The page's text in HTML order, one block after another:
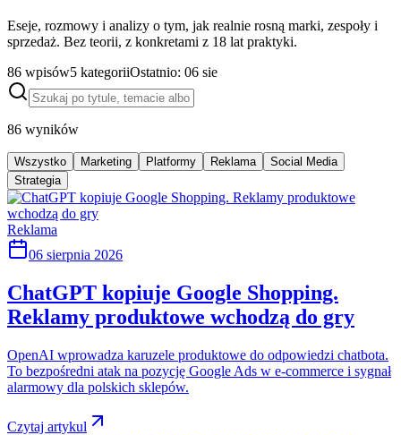
Eseje, rozmowy i analizy o tym, jak realnie rosną marki, zespoły i
sprzedaż. Bez teorii, z konkretami z 18 lat praktyki.
86 wpisów5 kategoriiOstatnio: 06 sie
86 wyników
Wszystko Marketing Platformy Reklama
Social Media
Strategia
Reklama
06 sierpnia 2026
ChatGPT kopiuje Google Shopping.
Reklamy produktowe wchodzą do gry
OpenAI wprowadza karuzele produktowe do odpowiedzi chatbota.
To bezpośredni atak na pozycję Google Ads w e-commerce i sygnał
alarmowy dla polskich sklepów.
Czytaj artykul